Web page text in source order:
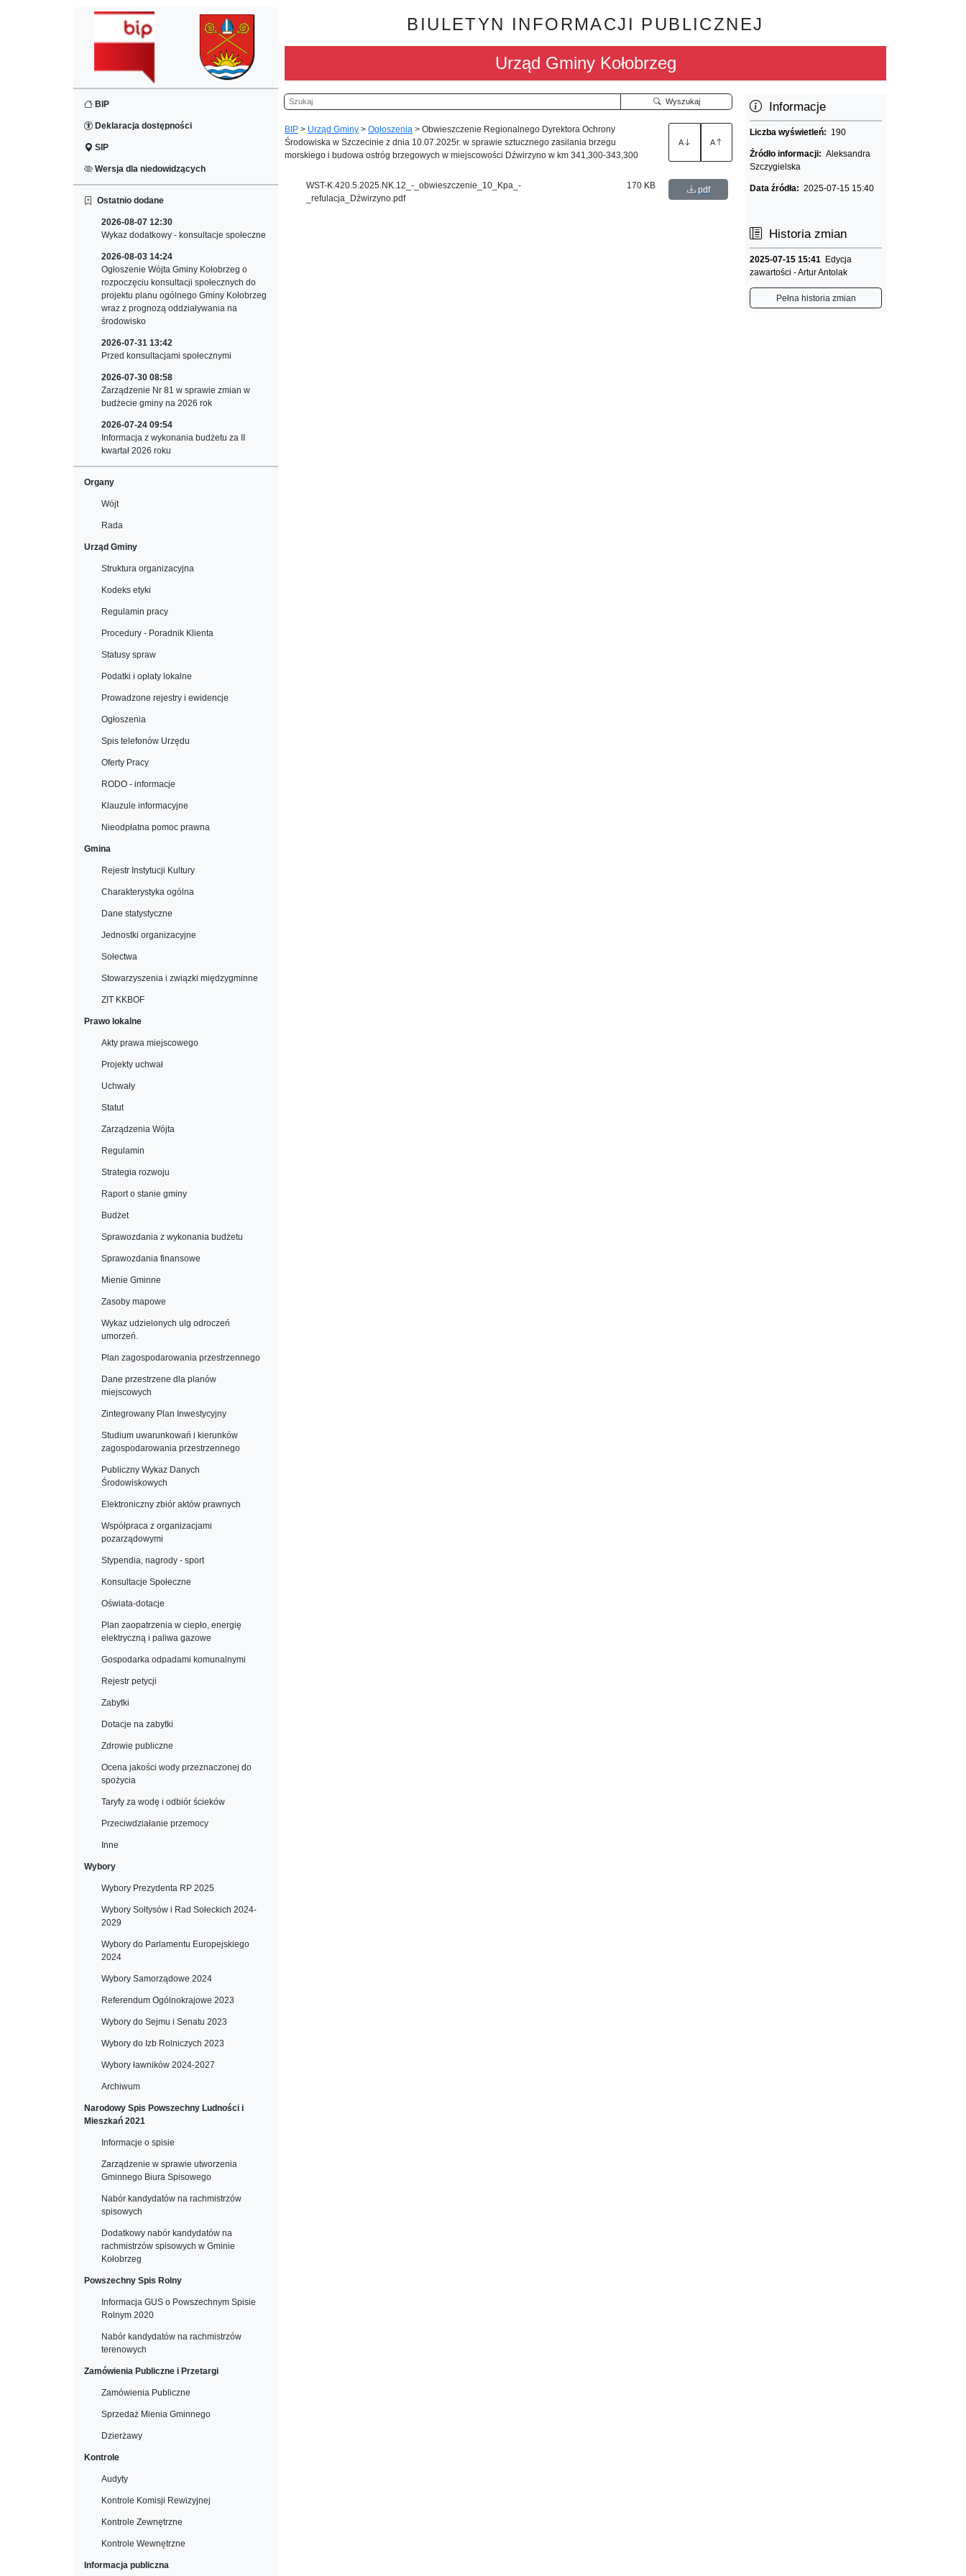
BIP
Deklaracja dostępności
SIP
Wersja dla niedowidzących
Ostatnio dodane
2026-08-07 12:30
Wykaz dodatkowy - konsultacje społeczne
2026-08-03 14:24
Ogłoszenie Wójta Gminy Kołobrzeg o
rozpoczęciu konsultacji społecznych do
projektu planu ogólnego Gminy Kołobrzeg
wraz z prognozą oddziaływania na
środowisko
2026-07-31 13:42
Przed konsultacjami społecznymi
2026-07-30 08:58
Zarządzenie Nr 81 w sprawie zmian w
budżecie gminy na 2026 rok
2026-07-24 09:54
Informacja z wykonania budżetu za II
kwartał 2026 roku
Organy
Wójt
Rada
Urząd Gminy
Struktura organizacyjna
Kodeks etyki
Regulamin pracy
Procedury - Poradnik Klienta
Statusy spraw
Podatki i opłaty lokalne
Prowadzone rejestry i ewidencje
Ogłoszenia
Spis telefonów Urzędu
Oferty Pracy
RODO - informacje
Klauzule informacyjne
Nieodpłatna pomoc prawna
Gmina
Rejestr Instytucji Kultury
Charakterystyka ogólna
Dane statystyczne
Jednostki organizacyjne
Sołectwa
Stowarzyszenia i związki międzygminne
ZIT KKBOF
Prawo lokalne
Akty prawa miejscowego
Projekty uchwał
Uchwały
Statut
Zarządzenia Wójta
Regulamin
Strategia rozwoju
Raport o stanie gminy
Budżet
Sprawozdania z wykonania budżetu
Sprawozdania finansowe
Mienie Gminne
Zasoby mapowe
Wykaz udzielonych ulg odroczeń
umorzeń.
Plan zagospodarowania przestrzennego
Dane przestrzene dla planów
miejscowych
Zintegrowany Plan Inwestycyjny
Studium uwarunkowań i kierunków
zagospodarowania przestrzennego
Publiczny Wykaz Danych
Środowiskowych
Elektroniczny zbiór aktów prawnych
Współpraca z organizacjami
pozarządowymi
Stypendia, nagrody - sport
Konsultacje Społeczne
Oświata-dotacje
Plan zaopatrzenia w ciepło, energię
elektryczną i paliwa gazowe
Gospodarka odpadami komunalnymi
Rejestr petycji
Zabytki
Dotacje na zabytki
Zdrowie publiczne
Ocena jakości wody przeznaczonej do
spożycia
Taryfy za wodę i odbiór ścieków
Przeciwdziałanie przemocy
Inne
Wybory
Wybory Prezydenta RP 2025
Wybory Sołtysów i Rad Sołeckich 2024-
2029
Wybory do Parlamentu Europejskiego
2024
Wybory Samorządowe 2024
Referendum Ogólnokrajowe 2023
Wybory do Sejmu i Senatu 2023
Wybory do Izb Rolniczych 2023
Wybory ławników 2024-2027
Archiwum
Narodowy Spis Powszechny Ludności i
Mieszkań 2021
Informacje o spisie
Zarządzenie w sprawie utworzenia
Gminnego Biura Spisowego
Nabór kandydatów na rachmistrzów
spisowych
Dodatkowy nabór kandydatów na
rachmistrzów spisowych w Gminie
Kołobrzeg
Powszechny Spis Rolny
Informacja GUS o Powszechnym Spisie
Rolnym 2020
Nabór kandydatów na rachmistrzów
terenowych
Zamówienia Publiczne i Przetargi
Zamówienia Publiczne
Sprzedaż Mienia Gminnego
Dzierżawy
Kontrole
Audyty
Kontrole Komisji Rewizyjnej
Kontrole Zewnętrzne
Kontrole Wewnętrzne
Informacja publiczna
BIULETYN INFORMACJI PUBLICZNEJ
Urząd Gminy Kołobrzeg
Szukaj Wyszukaj
BIP > Urząd Gminy > Ogłoszenia > Obwieszczenie Regionalnego Dyrektora Ochrony
Środowiska w Szczecinie z dnia 10.07.2025r. w sprawie sztucznego zasilania brzegu
morskiego i budowa ostróg brzegowych w miejscowości Dźwirzyno w km 341,300-343,300
A A
WST-K.420.5.2025.NK.12_-_obwieszczenie_10_Kpa_-
_refulacja_Dźwirzyno.pdf
170 KB pdf
Informacje
Liczba wyświetleń: 190
Źródło informacji:Aleksandra
Szczygielska
Data źródła:2025-07-15 15:40
Historia zmian
2025-07-15 15:41 Edycja
zawartości - Artur Antolak
Pełna historia zmian